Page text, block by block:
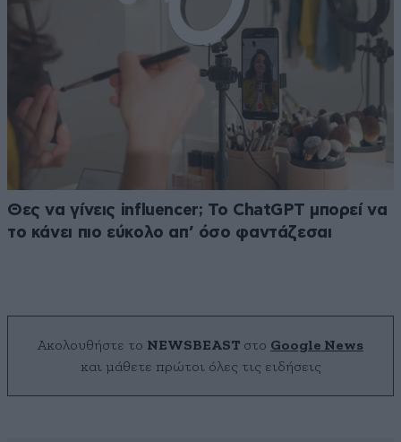
Θες να γίνεις influencer; Το ChatGPT μπορεί να
το κάνει πιο εύκολο απ’ όσο φαντάζεσαι
Ακολουθήστε το NEWSBEAST στο Google News
και μάθετε πρώτοι όλες τις ειδήσεις